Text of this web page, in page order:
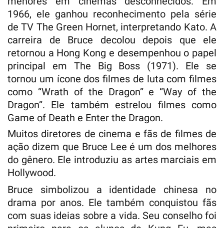
1966, ele ganhou reconhecimento pela série
de TV The Green Hornet, interpretando Kato. A
carreira de Bruce decolou depois que ele
retornou a Hong Kong e desempenhou o papel
principal em The Big Boss (1971). Ele se
tornou um ícone dos filmes de luta com filmes
como “Wrath of the Dragon” e “Way of the
Dragon”. Ele também estrelou filmes como
Game of Death e Enter the Dragon.
Muitos diretores de cinema e fãs de filmes de
ação dizem que Bruce Lee é um dos melhores
do gênero. Ele introduziu as artes marciais em
Hollywood.
Bruce simbolizou a identidade chinesa no
drama por anos. Ele também conquistou fãs
com suas ideias sobre a vida. Seu conselho foi